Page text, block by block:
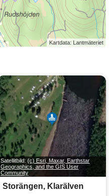
Kartdata: Lantmäteriet
Satellitbild: (c) Esri, Maxar, Earthstar
Geographics, and the GIS User
Community
Storängen, Klarälven